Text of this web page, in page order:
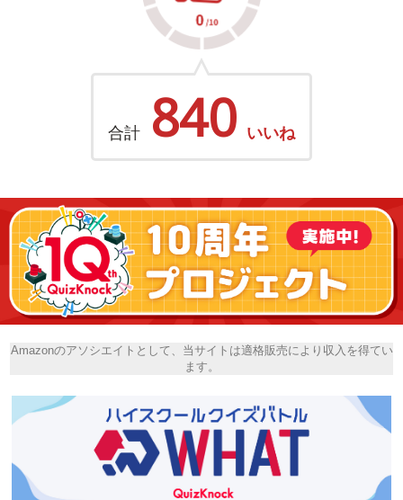
合計 840 いいね
Amazonのアソシエイトとして、当サイトは適格販売により収入を得てい
ます。